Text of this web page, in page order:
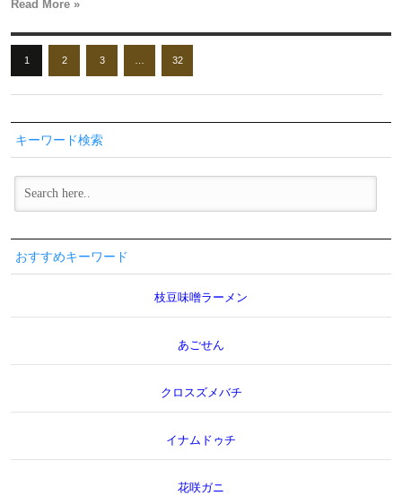
Read More »
1 2 3 32
キーワード検索
おすすめキーワード
枝豆味噌ラーメン
あごせん
クロスズメバチ
イナムドゥチ
花咲ガニ